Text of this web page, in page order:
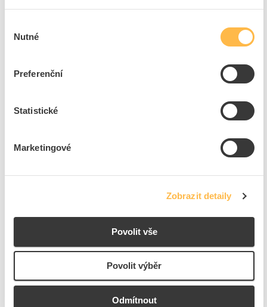
souhlasu
Nutné
Preferenční
Statistické
Marketingové
Zobrazit detaily
Povolit vše
Povolit výběr
Odmítnout
REX ELEKTRO Skříň RE 1/1 +36M bez HJ podružná
5000192